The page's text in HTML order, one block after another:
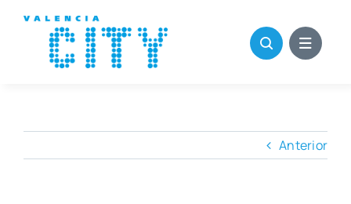
contenido
Anterior